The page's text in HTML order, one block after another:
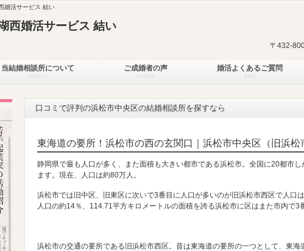
婚活サービス 結い
西婚活サービス 結い
〒432-
当結婚相談所について ご成婚者の声 婚活よくあるご質問
口コミで評判の浜松市中央区の結婚相談所を探すなら
東海道の要所！浜松市の西の玄関口｜浜松市中央区（旧浜松
静岡県で最も人口が多く、また面積も大きい都市である浜松市。全国に20都市し
ます。現在、人口は約80万人。
浜松市では旧中区、旧東区に次いで3番目に人口が多いのが旧浜松市西区で人口
人口の約14％、114.71平方キロメートルの面積を誇る浜松市に区はまた市内で3
浜松市の交通の要所である旧浜松市西区。昔は東海道の要所の一つとして、東海